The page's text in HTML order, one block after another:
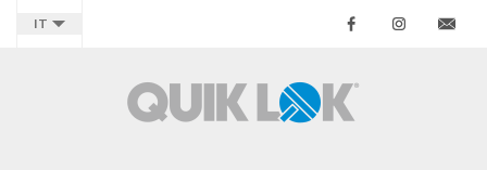
IT Facebook